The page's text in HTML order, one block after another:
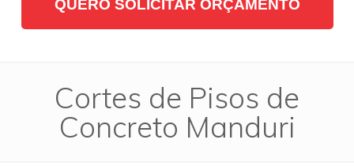
QUERO SOLICITAR ORÇAMENTO
Cortes de Pisos de
Concreto Manduri